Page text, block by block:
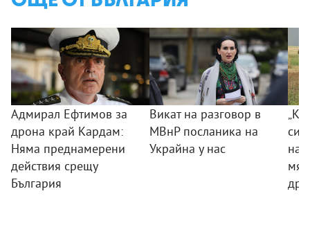
Адмирал Ефтимов за
дрона край Кардам:
Няма преднамерени
действия срещу
България
Викат на разговор в
МВнР посланика на
Украйна у нас
на